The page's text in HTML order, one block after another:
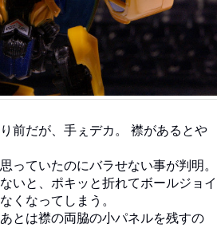
前だが、手ぇデカ。 襟があるとや
っていたのにバラせない事が判明。
いと、ポキッと折れてボールジョイ
くなってしまう。
とは襟の両脇の小パネルを残すの